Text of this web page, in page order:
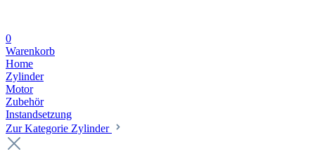
0
Warenkorb
Home
Zylinder
Motor
Zubehör
Instandsetzung
Zur Kategorie Zylinder